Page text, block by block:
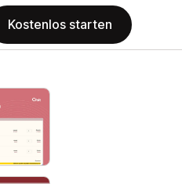
Kostenlos starten